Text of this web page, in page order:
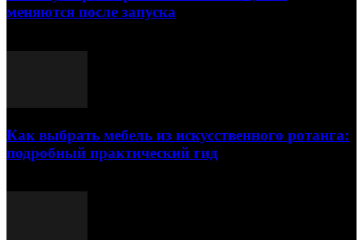
меняются после запуска
Как выбрать мебель из искусственного ротанга:
подробный практический гид